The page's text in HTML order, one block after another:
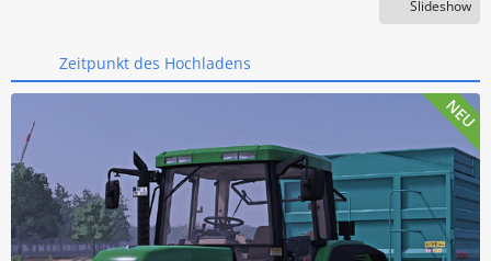
Slideshow
Zeitpunkt des Hochladens
NEU